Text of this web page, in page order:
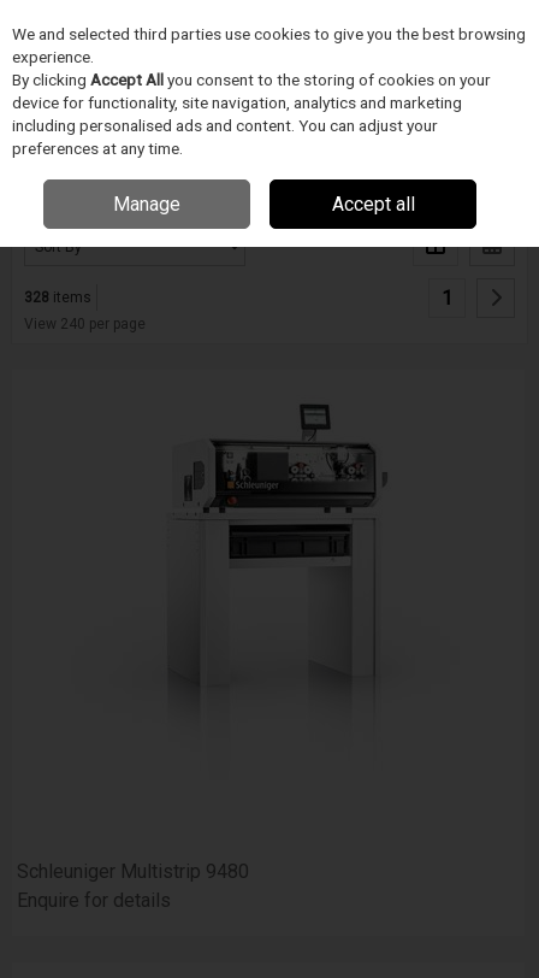
Skip to content
Menu
(328 items)
328 items
View 240 per page
1
Schleuniger Multistrip 9480
Enquire for details
We and selected third parties use cookies to give you the best browsing
experience.
By clicking Accept Allyou consent to the storing of cookies on your
device for functionality, site navigation, analytics and marketing
including personalised ads and content. You can adjust your
preferences at any time.
Manage Accept all